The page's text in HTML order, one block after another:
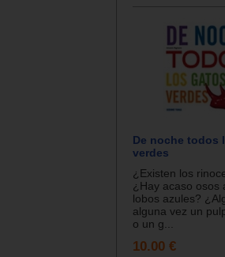
De noche todos
verdes
¿Existen los
¿Hay acaso osos
lobos azules?
alguna vez un
o un g...
10.00 €